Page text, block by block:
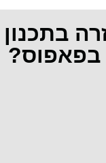
בפאפוס?